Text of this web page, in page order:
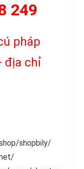
249
pháp
địa chỉ
shopbily/